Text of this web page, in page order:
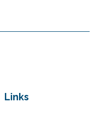
Links